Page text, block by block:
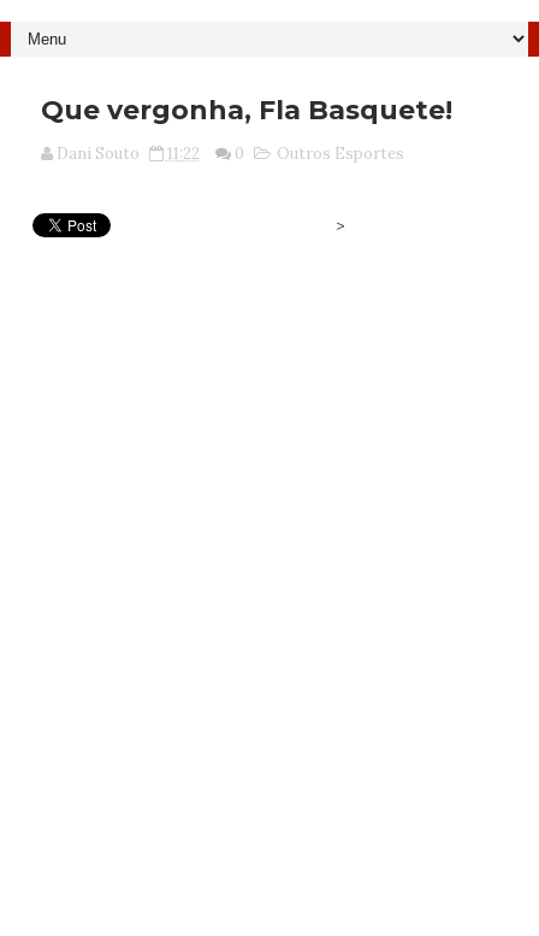
Que vergonha, Fla Basquete!
Dani Souto 11:22 0 Outros Esportes
>